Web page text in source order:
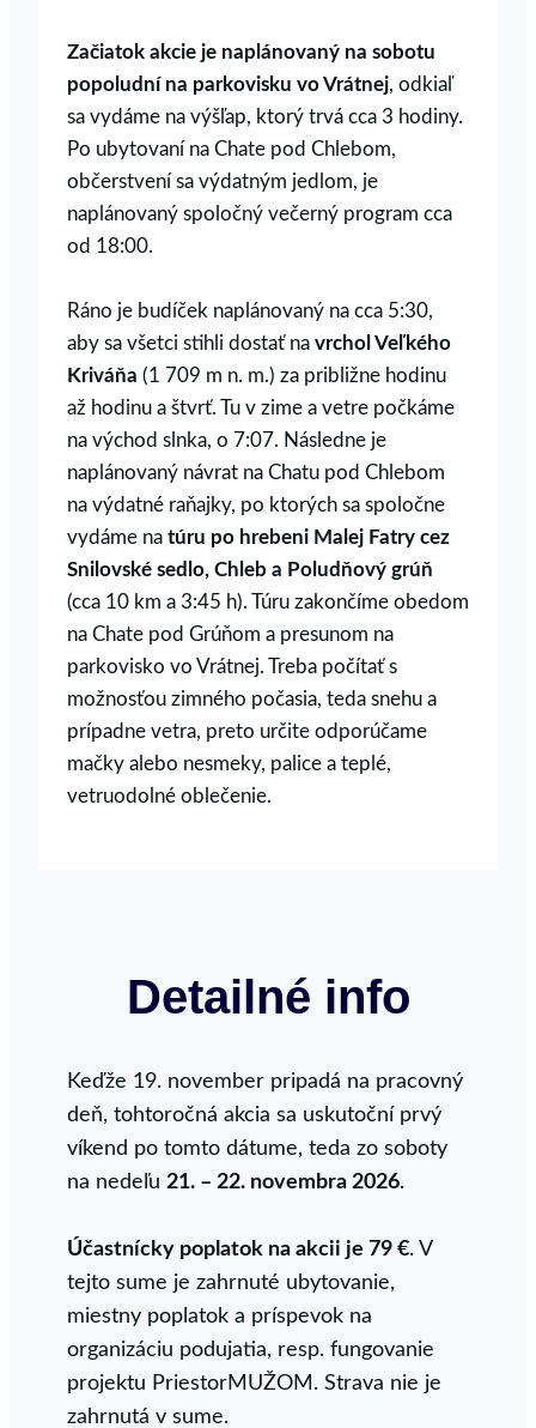
Začiatok akcie je naplánovaný na sobotu
popoludní na parkovisku vo Vrátnej, odkiaľ
sa vydáme na výšľap, ktorý trvá cca 3 hodiny.
Po ubytovaní na Chate pod Chlebom,
občerstvení sa výdatným jedlom, je
naplánovaný spoločný večerný program cca
od 18:00.
Ráno je budíček naplánovaný na cca 5:30,
aby sa všetci stihli dostať na vrchol Veľkého
Kriváňa (1 709 m n. m.) za približne hodinu
až hodinu a štvrť. Tu v zime a vetre počkáme
na východ slnka, o 7:07. Následne je
naplánovaný návrat na Chatu pod Chlebom
na výdatné raňajky, po ktorých sa spoločne
vydáme na túru po hrebeni Malej Fatry cez
Snilovské sedlo, Chleb a Poludňový grúň
(cca 10 km a 3:45 h). Túru zakončíme obedom
na Chate pod Grúňom a presunom na
parkovisko vo Vrátnej. Treba počítať s
možnosťou zimného počasia, teda snehu a
prípadne vetra, preto určite odporúčame
mačky alebo nesmeky, palice a teplé,
vetruodolné oblečenie.
Detailné info
Keďže 19. november pripadá na pracovný
deň, tohtoročná akcia sa uskutoční prvý
víkend po tomto dátume, teda zo soboty
na nedeľu 21. – 22. novembra 2026.
Účastnícky poplatok na akcii je 79 €. V
tejto sume je zahrnuté ubytovanie,
miestny poplatok a príspevok na
organizáciu podujatia, resp. fungovanie
projektu PriestorMUŽOM. Strava nie je
zahrnutá v sume.